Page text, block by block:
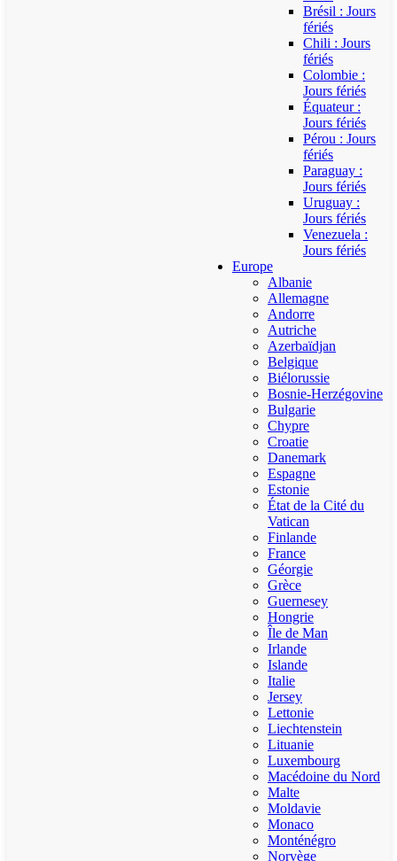
Brésil : Jours
fériés
Chili : Jours
fériés
Colombie :
Jours fériés
Équateur :
Jours fériés
Pérou : Jours
fériés
Paraguay :
Jours fériés
Uruguay :
Jours fériés
Venezuela :
Jours fériés
Europe
Albanie
Allemagne
Andorre
Autriche
Azerbaïdjan
Belgique
Biélorussie
Bosnie-Herzégovine
Bulgarie
Chypre
Croatie
Danemark
Espagne
Estonie
État de la Cité du
Vatican
Finlande
France
Géorgie
Grèce
Guernesey
Hongrie
Île de Man
Irlande
Islande
Italie
Jersey
Lettonie
Liechtenstein
Lituanie
Luxembourg
Macédoine du Nord
Malte
Moldavie
Monaco
Monténégro
Norvège